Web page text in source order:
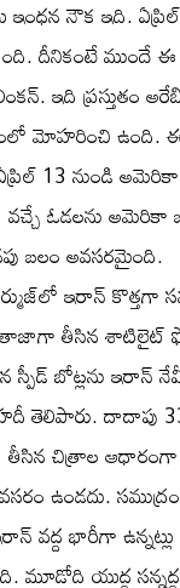
ఇంధన నౌక ఇది.
దీనికంటే
ఇది ప్రస్తుతం
మోహరించి ఉంది.
13 నుండి
వచ్చే ఓడలను అమెరికా
బలం అవసరమైంది.
ఇరాన్ కొత్తగా
తీసిన శాటిలైట్
స్పీడ్‌ బోట్లను
తెలిపారు. దాదాపు 33
చిత్రాల
ఉండదు.
వద్ద భారీగా
మూడోది యుద్ధ